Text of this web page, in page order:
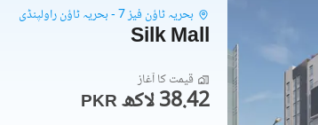
بحریہ ٹاؤن فیز 7 - بحریہ ٹاؤن راولپنڈی
Silk Mall
قیمت کا آغاز
PKR 38.42 لاکھ